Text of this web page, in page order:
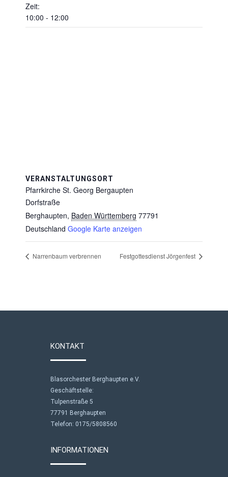
Zeit:
10:00 - 12:00
VERANSTALTUNGSORT
Pfarrkirche St. Georg Bergaupten
Dorfstraße
Berghaupten, Baden Württemberg 77791
Deutschland Google Karte anzeigen
Narrenbaum verbrennen Festgottesdienst Jörgenfest
KONTAKT
Blasorchester Berghaupten e.V.
Geschäftstelle:
Tulpenstraße 5
77791 Berghaupten
Telefon: 0175/5808560
INFORMATIONEN